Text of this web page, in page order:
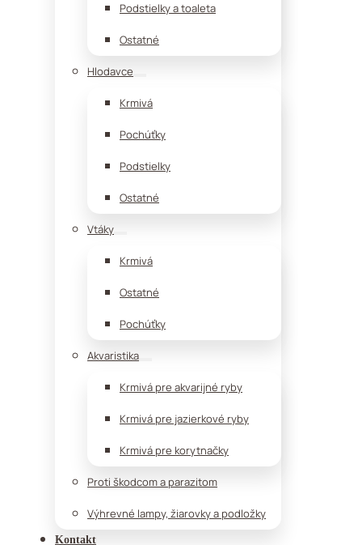
Podstielky a toaleta
Ostatné
Hlodavce
Krmivá
Pochúťky
Podstielky
Ostatné
Vtáky
Krmivá
Ostatné
Pochúťky
Akvaristika
Krmivá pre akvarijné ryby
Krmivá pre jazierkové ryby
Krmivá pre korytnačky
Proti škodcom a parazitom
Výhrevné lampy, žiarovky a podložky
Kontakt